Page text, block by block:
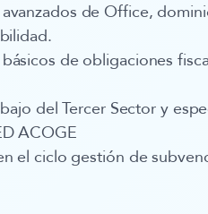
de Office,
de obligaciones
del Tercer Sector y
ACOGE
el ciclo gestión de